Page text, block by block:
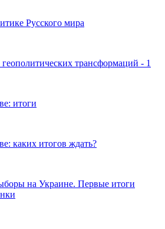
Русского мира
трансформаций - 1
итоги
каких итогов ждать?
на Украине. Первые итоги